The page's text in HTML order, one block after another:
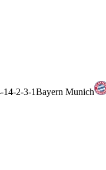
14-2-3-1Bayern Munich